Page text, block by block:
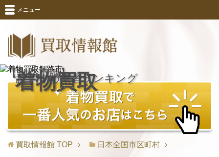
メニュー
【釧路市版】
着物買取
おすすめ業者ランキング
買取情報館 TOP 日本全国市区町村